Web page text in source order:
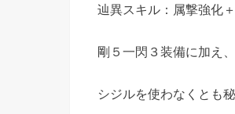
辿異スキル：属撃強化
剛５一閃３装備に加え
シジルを使わなくとも